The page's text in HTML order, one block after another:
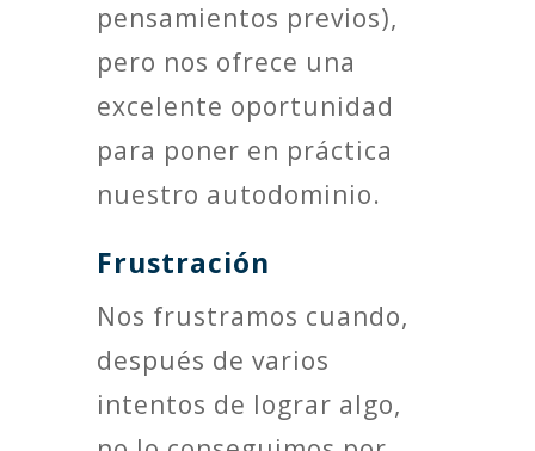
pensamientos previos),
pero nos ofrece una
excelente oportunidad
para poner en práctica
nuestro autodominio.
Frustración
Nos frustramos cuando,
después de varios
intentos de lograr algo,